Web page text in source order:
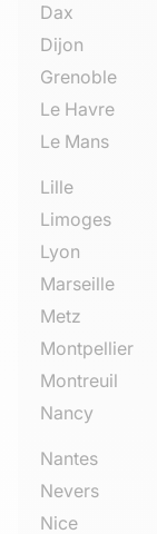
Dax
Dijon
Grenoble
Le Havre
Le Mans
Lille
Limoges
Lyon
Marseille
Metz
Montpellier
Montreuil
Nancy
Nantes
Nevers
Nice